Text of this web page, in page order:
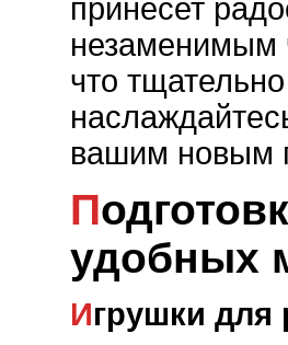
принесет
незаменимым
что
вашим новым
Подготовка забавных игрушек и
удобных
Игрушки